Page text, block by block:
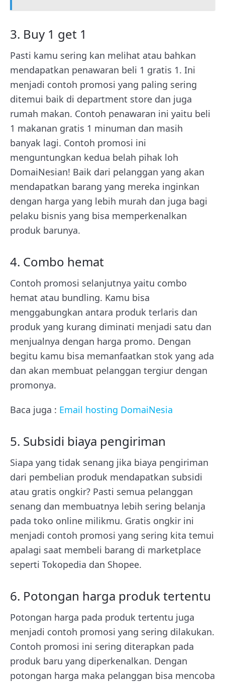
3. Buy 1 get 1
Pasti kamu sering kan melihat atau bahkan
mendapatkan penawaran beli 1 gratis 1. Ini
menjadi contoh promosi yang paling sering
ditemui baik di department store dan juga
rumah makan. Contoh penawaran ini yaitu beli
1 makanan gratis 1 minuman dan masih
banyak lagi. Contoh promosi ini
menguntungkan kedua belah pihak loh
DomaiNesian! Baik dari pelanggan yang akan
mendapatkan barang yang mereka inginkan
dengan harga yang lebih murah dan juga bagi
pelaku bisnis yang bisa memperkenalkan
produk barunya.
4. Combo hemat
Contoh promosi selanjutnya yaitu combo
hemat atau bundling. Kamu bisa
menggabungkan antara produk terlaris dan
produk yang kurang diminati menjadi satu dan
menjualnya dengan harga promo. Dengan
begitu kamu bisa memanfaatkan stok yang ada
dan akan membuat pelanggan tergiur dengan
promonya.
Baca juga : Email hosting DomaiNesia
5. Subsidi biaya pengiriman
Siapa yang tidak senang jika biaya pengiriman
dari pembelian produk mendapatkan subsidi
atau gratis ongkir? Pasti semua pelanggan
senang dan membuatnya lebih sering belanja
pada toko online milikmu. Gratis ongkir ini
menjadi contoh promosi yang sering kita temui
apalagi saat membeli barang di marketplace
seperti Tokopedia dan Shopee.
6. Potongan harga produk tertentu
Potongan harga pada produk tertentu juga
menjadi contoh promosi yang sering dilakukan.
Contoh promosi ini sering diterapkan pada
produk baru yang diperkenalkan. Dengan
potongan harga maka pelanggan bisa mencoba